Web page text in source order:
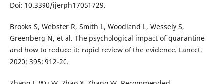
Doi: 10.3390/ijerph17051729.
Brooks S, Webster R, Smith L, Woodland L, Wessely S,
Greenberg N, et al. The psychological impact of quarantine
and how to reduce it: rapid review of the evidence. Lancet.
2020; 395: 912-20.